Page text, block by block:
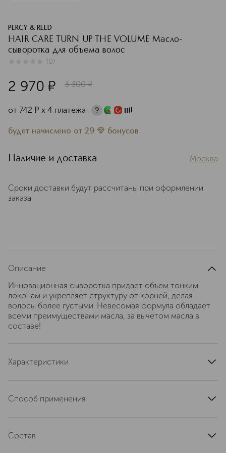
PERCY & REED
HAIR CARE TURN UP THE VOLUME Масло-
сыворотка для объема волос
(0)
2 970 ¤ 3 300 ¤
от 742 ¤ х 4 платежа
будет начислено от 29 бонусов
Наличие и доставка Москва
Сроки доставки будут рассчитаны при оформлении
заказа
Описание
Инновационная сыворотка придает объем тонким
локонам и укрепляет структуру от корней, делая
волосы более густыми. Невесомая формула обладает
всеми преимуществами масла, за вычетом масла в
составе!
Характеристики
эффект
Способ применения
по подсушенным полотенцем волосам от корней до
Состав